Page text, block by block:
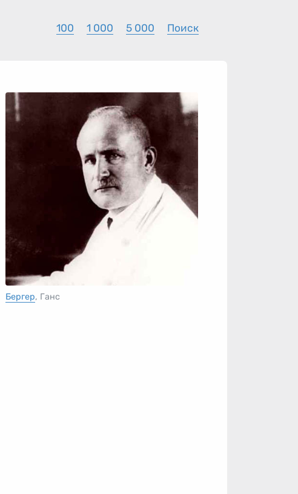
100 1 000 5 000 Поиск
Бергер, Ганс